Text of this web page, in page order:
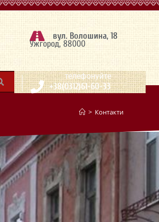
вул. Волошина, 18
Ужгород, 88000
| телефонуйте
+38(0312)61-60-33
> Контакти